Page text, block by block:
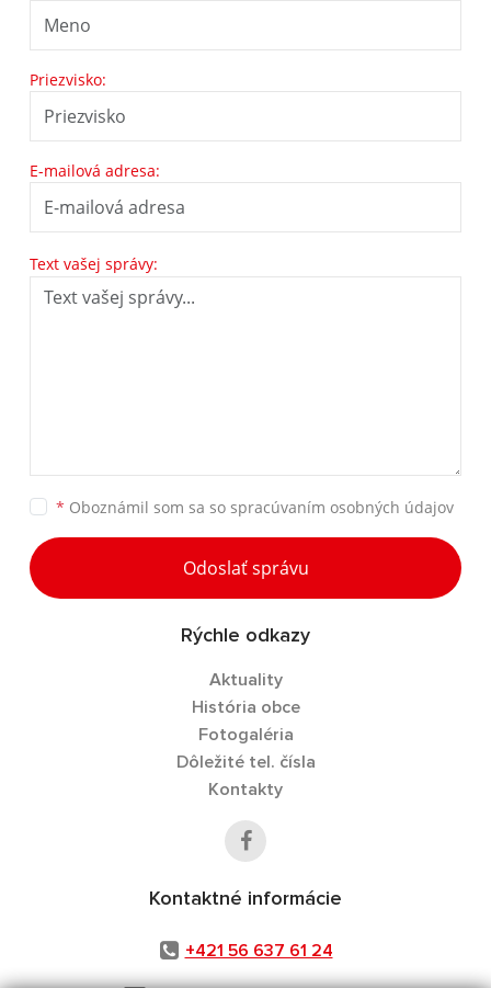
Priezvisko:
E-mailová adresa:
Text vašej správy:
* Oboznámil som sa so spracúvaním osobných údajov
Odoslať správu
Rýchle odkazy
Aktuality
História obce
Fotogaléria
Dôležité tel. čísla
Kontakty
Kontaktné informácie
+421 56 637 61 24